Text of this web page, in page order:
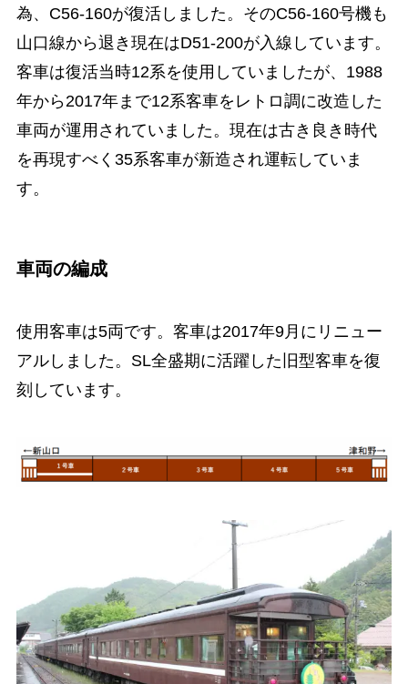
為、C56-160が復活しました。そのC56-160号機も
山口線から退き現在はD51-200が入線しています。
客車は復活当時12系を使用していましたが、1988
年から2017年まで12系客車をレトロ調に改造した
車両が運用されていました。現在は古き良き時代
を再現すべく35系客車が新造され運転していま
す。
車両の編成
使用客車は5両です。客車は2017年9月にリニュー
アルしました。SL全盛期に活躍した旧型客車を復
刻しています。